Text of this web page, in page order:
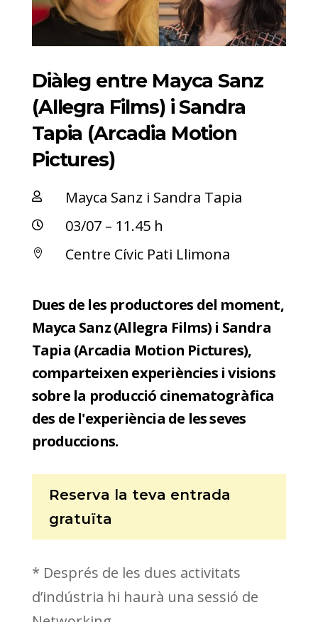
Diàleg entre Mayca Sanz
(Allegra Films) i Sandra
Tapia (Arcadia Motion
Pictures)
 Mayca Sanz i Sandra Tapia
 03/07 – 11.45 h
 Centre Cívic Pati Llimona
Dues de les productores del moment,
Mayca Sanz (Allegra Films) i Sandra
Tapia (Arcadia Motion Pictures),
comparteixen experiències i visions
sobre la producció cinematogràfica
des de l'experiència de les seves
produccions.
Reserva la teva entrada
gratuïta
* Després de les dues activitats
d’indústria hi haurà una sessió de